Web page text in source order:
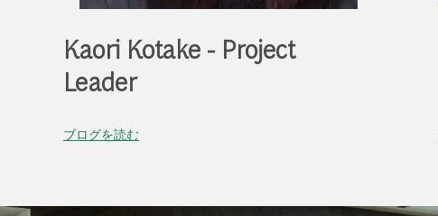
Kaori Kotake - Project
Leader
ブログを読む